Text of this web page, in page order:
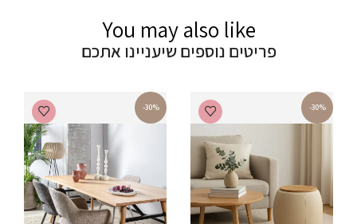
You may also like
פריטים נוספים שיעניינו אתכם
-30%
-30%